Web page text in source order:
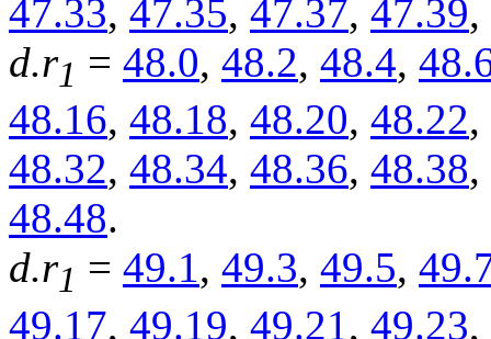
47.33, 47.35, 47.37, 47.39,
d.r1 = 48.0, 48.2, 48.4,
48.16, 48.18, 48.20, 48.22,
48.32, 48.34, 48.36, 48.38,
48.48.
d.r1 = 49.1, 49.3, 49.5,
49.17, 49.19, 49.21, 49.23,